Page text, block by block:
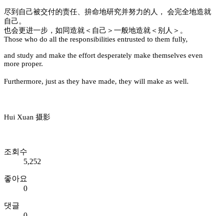
尽到自己被交付的责任、拚命地研究并努力的人， 会完全地造就
自己。
也会更进一步，如同造就＜自己＞一般地造就＜别人＞。
Those who do all the responsibilities entrusted to them fully,
and study and make the effort desperately make themselves even
more proper.
Furthermore, just as they have made, they will make as well.
Hui Xuan 摄影
조회수
5,252
좋아요
0
댓글